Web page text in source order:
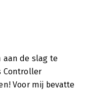
aan de slag te
Controller
Voor mij bevatte